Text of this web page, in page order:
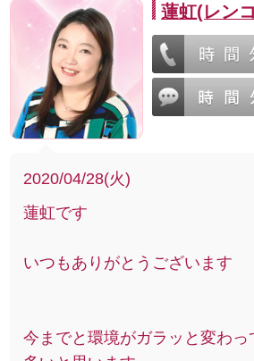
蓮虹(レン
2020/04/28(火)
蓮虹です
いつもありがとうございます
今までと環境がガラッと変わっ